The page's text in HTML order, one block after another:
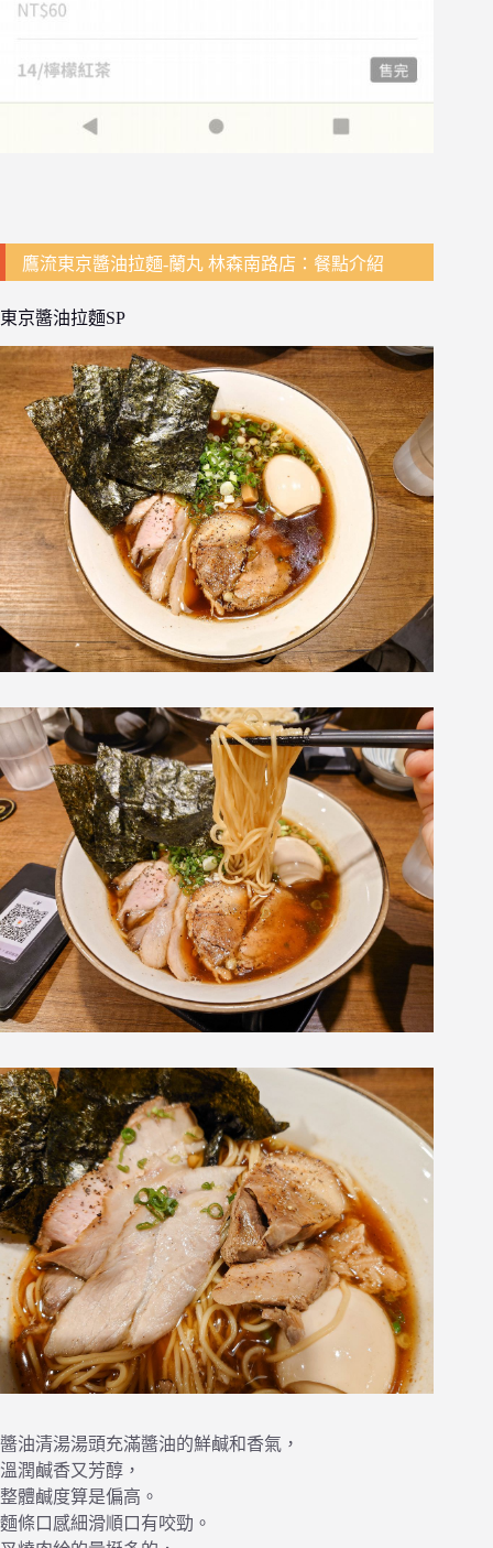
鷹流東京醬油拉麵-蘭丸 林森南路店：餐點介紹
東京醬油拉麵SP
醬油清湯湯頭充滿醬油的鮮鹹和香氣，
溫潤鹹香又芳醇，
整體鹹度算是偏高。
麵條口感細滑順口有咬勁。